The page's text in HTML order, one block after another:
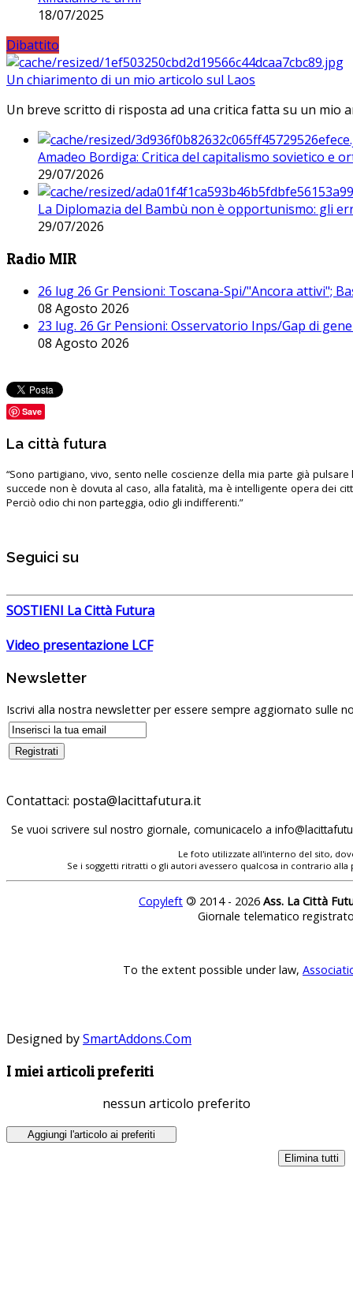
18/07/2025
Dibattito
Un chiarimento di un mio articolo sul Laos
Un breve scritto di risposta ad una critica fatta su un mio
Amadeo Bordiga: Critica del capitalismo sovietico e
29/07/2026
La Diplomazia del Bambù non è opportunismo: gli
29/07/2026
Radio MIR
26 lug 26 Gr Pensioni: Toscana-Spi/"Ancora attivi";
08 Agosto 2026
23 lug. 26 Gr Pensioni: Osservatorio Inps/Gap di
08 Agosto 2026
Save
La città futura
“Sono partigiano, vivo, sento nelle coscienze della mia parte già pulsare
succede non è dovuta al caso, alla fatalità, ma è intelligente opera dei
Perciò odio chi non parteggia, odio gli indifferenti.”
Seguici su
SOSTIENI La Città Futura
Video presentazione LCF
Newsletter
Iscrivi alla nostra newsletter per essere sempre aggiornato sulle
Contattaci: posta@lacittafutura.it
Se vuoi scrivere sul nostro giornale, comunicacelo a
Le foto utilizzate all'interno del sito,
Se i soggetti ritratti o gli autori avessero qualcosa in contrario
Copyleft © 2014 - 2026 Ass. La Città
Giornale telematico
To the extent possible under law,
Designed bySmartAddons.Com
I miei articoli preferiti
nessun articolo preferito